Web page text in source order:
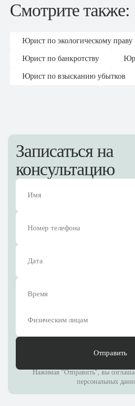
Смотрите также:
Юрист по экологическому праву
Юрист по банкротству
Юрист по взысканию убытков
Нажимая "Отправить", вы
Записаться на
консультацию
Физическим лицам
Отправить
Нажимая "Отправить", вы
персональных